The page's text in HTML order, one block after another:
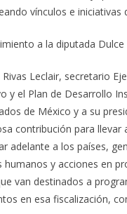
vínculos e
a la diputada Dulce
Rivas Leclair, secretario
y el Plan de Desarrollo
de México y a su
contribución para llevar
adelante a los países,
humanos y acciones en
van destinados a
en esa fiscalización,